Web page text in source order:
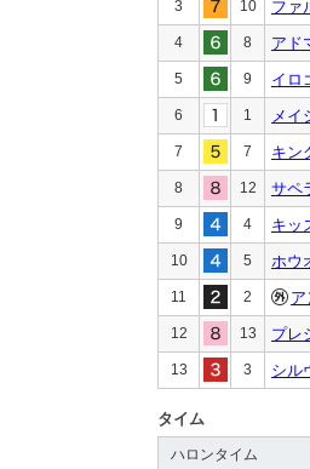
3 10 ファ
4 8 アド
5 9 イロ
6 1 メイ
7 7 キン
8 12 サペ
9 4 キッ
10 5 ホウ
11 2 ア
12 13 プレ
13 3 シル
タイム
ハロンタイム